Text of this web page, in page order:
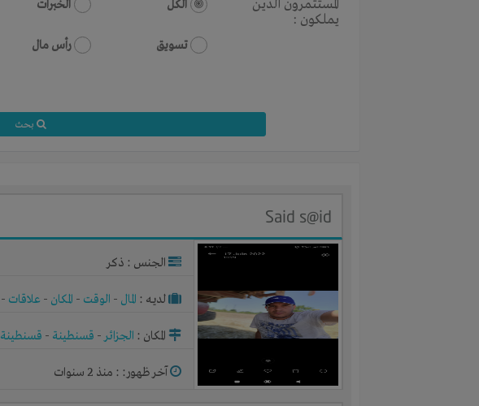
المستثمرون الذين
يملكون :
الكل الخبرات
تسويق رأس مال
بحث
Said s@id
الجنس : ذكر
لديـه : المال - الوقت - المكان - علاقات -
المكان : الجزائر- قسنطينة - قسنطينة
آخر ظهور: : منذ 2 سنوات